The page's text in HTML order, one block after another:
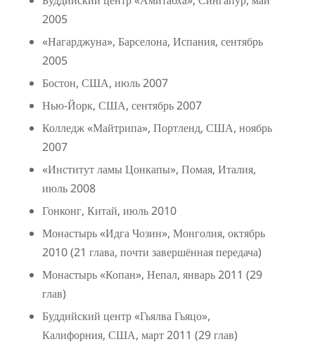
2005
«Нагарджуна», Барселона, Испания, сентябрь
2005
Бостон, США, июль 2007
Нью-Йорк, США, сентябрь 2007
Колледж «Майтрипа», Портленд, США, ноябрь
2007
«Институт ламы Цонкапы», Помая, Италия,
июль 2008
Гонконг, Китай, июль 2010
Монастырь «Идга Чозин», Монголия, октябрь
2010 (21 глава, почти завершённая передача)
Монастырь «Копан», Непал, январь 2011 (29
глав)
Буддийский центр «Гьялва Гьяцо»,
Калифорния, США, март 2011 (29 глав)